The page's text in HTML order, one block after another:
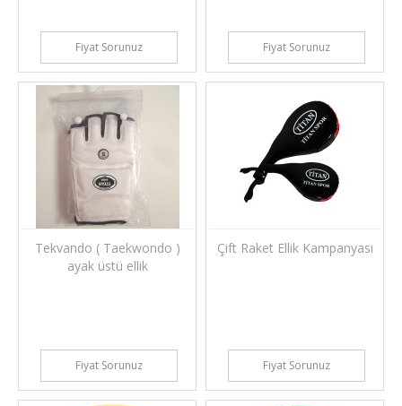
Fiyat Sorunuz Fiyat Sorunuz
Tekvando ( Taekwondo )
ayak üstü ellik
Fiyat Sorunuz
Çift Raket Ellik Kampanyası
Fiyat Sorunuz